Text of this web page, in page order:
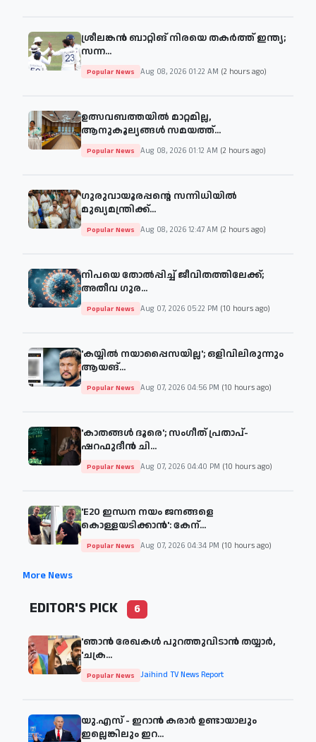
ശ്രീലങ്കൻ ബാറ്റിങ് നിരയെ തകർത്ത് ഇന്ത്യ;
സന്ന...
Popular News Aug 08, 2026 01:22 AM (2 hours ago)
ഉത്സവബത്തയിൽ മാറ്റമില്ല,
ആനുകൂല്യങ്ങൾ സമയത്ത്...
Popular News Aug 08, 2026 01:12 AM (2 hours ago)
ഗുരുവായൂരപ്പന്റെ സന്നിധിയിൽ
മുഖ്യമന്ത്രിക്ക്...
Popular News Aug 08, 2026 12:47 AM (2 hours ago)
നിപയെ തോല്‍പ്പിച്ച് ജീവിതത്തിലേക്ക്;
അതീവ ഗുര...
Popular News Aug 07, 2026 05:22 PM (10 hours ago)
'കയ്യില്‍ നയാപ്പൈസയില്ല'; ഒളിവിലിരുന്നും
ആയങ്...
Popular News Aug 07, 2026 04:56 PM (10 hours ago)
'കാതങ്ങള്‍ ദൂരെ'; സംഗീത് പ്രതാപ്-
ഷറഫുദീന്‍ ചി...
Popular News Aug 07, 2026 04:40 PM (10 hours ago)
'E20 ഇന്ധന നയം ജനങ്ങളെ
കൊള്ളയടിക്കാന്‍': കേന്...
Popular News Aug 07, 2026 04:34 PM (10 hours ago)
More News
EDITOR'S PICK 6
'ഞാന്‍ രേഖകള്‍ പുറത്തുവിടാന്‍ തയ്യാര്‍,
'ചക്ര...
Popular News Jaihind TV News Report
യു.എസ് - ഇറാൻ കരാർ ഉണ്ടായാലും
ഇല്ലെങ്കിലും ഇറ...